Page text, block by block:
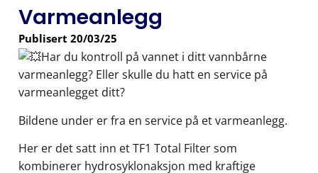
Varmeanlegg
Publisert 20/03/25
Har du kontroll på vannet i ditt vannbårne
varmeanlegg? Eller skulle du hatt en service på
varmeanlegget ditt?
Bildene under er fra en service på et varmeanlegg.
Her er det satt inn et TF1 Total Filter som
kombinerer hydrosyklonaksjon med kraftige